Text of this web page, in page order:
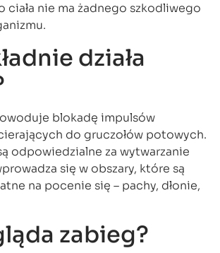
ciała nie ma żadnego szkodliwego
działa
blokadę impulsów
do gruczołów potowych.
odpowiedzialne za wytwarzanie
się w obszary, które są
na pocenie się – pachy, dłonie,
zabieg?